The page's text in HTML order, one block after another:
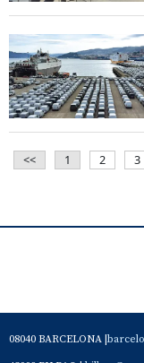
<< 1 2 3
08040 BARCELONA |